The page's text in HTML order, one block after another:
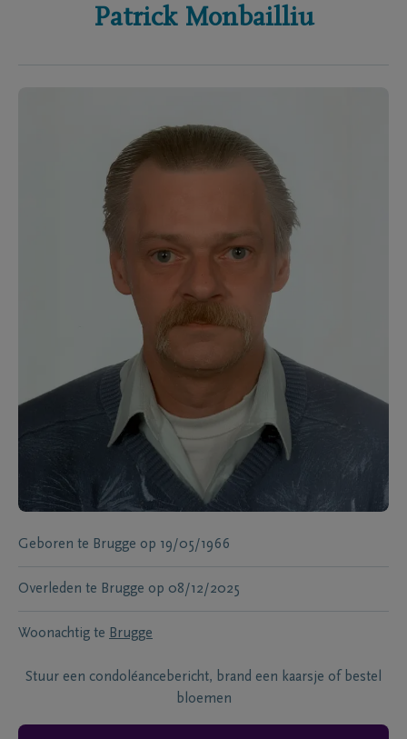
Patrick Monbailliu
Geboren te Brugge op 19/05/1966
Overleden te Brugge op 08/12/2025
Woonachtig te Brugge
Stuur een condoléancebericht, brand een kaarsje of bestel
bloemen